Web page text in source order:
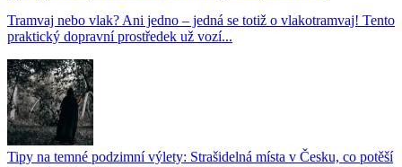
Tramvaj nebo vlak? Ani jedno – jedná se totiž o vlakotramvaj! Tento
praktický dopravní prostředek už vozí...
Tipy na temné podzimní výlety: Strašidelná místa v Česku, co potěší